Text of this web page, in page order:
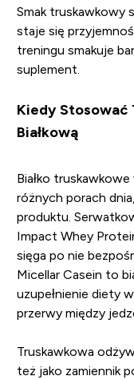
Smak truskawkowy
staje się
treningu smakuje
suplement.
Kiedy Stosować
Białkową
Białko
różnych porach
produktu.
Impact Whey
sięga po nie
Micellar Casein to
uzupełnienie diety
przerwy między
Truskawkowa
też jako zamiennik